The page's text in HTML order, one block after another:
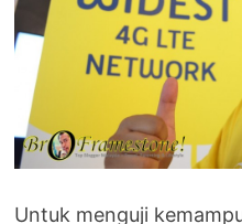
Untuk menguji